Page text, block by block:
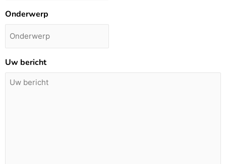
Onderwerp
Uw bericht